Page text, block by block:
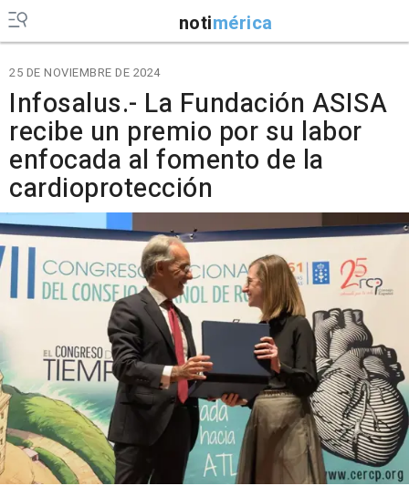
notimérica
25 DE NOVIEMBRE DE 2024
Infosalus.- La Fundación ASISA
recibe un premio por su labor
enfocada al fomento de la
cardioprotección